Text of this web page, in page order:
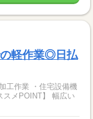
軽作業◎日払
工作業 ・住宅設備機